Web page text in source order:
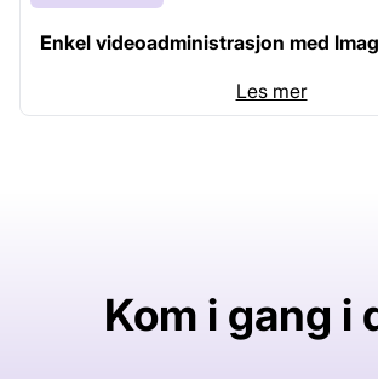
Enkel videoadministrasjon med
Les mer
Kom i gang i